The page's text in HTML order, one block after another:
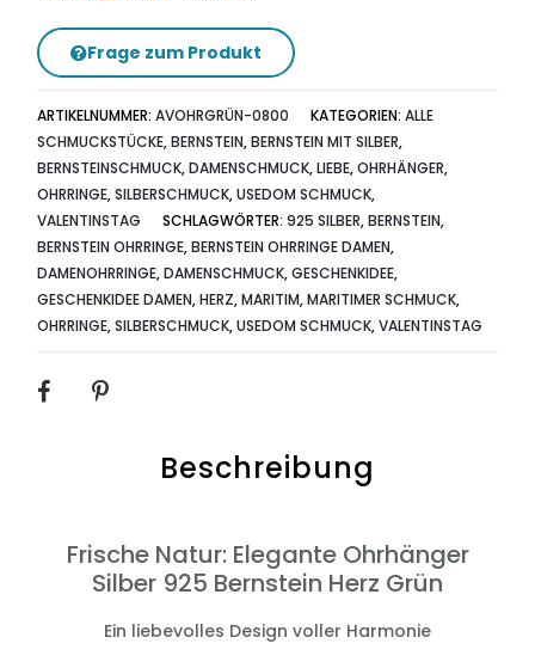
Frage zum Produkt
ARTIKELNUMMER:AVOHRGRÜN-0800 KATEGORIEN:ALLE
SCHMUCKSTÜCKE,BERNSTEIN,BERNSTEIN MIT SILBER,
BERNSTEINSCHMUCK,DAMENSCHMUCK,LIEBE,OHRHÄNGER,
OHRRINGE,SILBERSCHMUCK,USEDOM SCHMUCK,
VALENTINSTAG
SCHLAGWÖRTER:925 SILBER,BERNSTEIN,
BERNSTEIN OHRRINGE,BERNSTEIN OHRRINGE DAMEN,
DAMENOHRRINGE,DAMENSCHMUCK,GESCHENKIDEE,
GESCHENKIDEE DAMEN,HERZ,MARITIM,MARITIMER SCHMUCK,
OHRRINGE,SILBERSCHMUCK,USEDOM SCHMUCK,VALENTINSTAG
SHARE
Beschreibung
Frische Natur: Elegante Ohrhänger
Silber 925 Bernstein Herz Grün
Ein liebevolles Design voller Harmonie